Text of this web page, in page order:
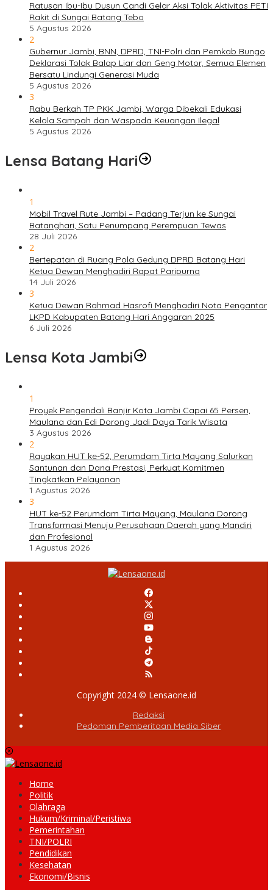
Ratusan Ibu-Ibu Dusun Candi Gelar Aksi Tolak Aktivitas PETI
Rakit di Sungai Batang Tebo
5 Agustus 2026
2
Gubernur Jambi, BNN, DPRD, TNI-Polri dan Pemkab Bungo
Deklarasi Tolak Balap Liar dan Geng Motor, Semua Elemen
Bersatu Lindungi Generasi Muda
5 Agustus 2026
3
Rabu Berkah TP PKK Jambi, Warga Dibekali Edukasi
Kelola Sampah dan Waspada Keuangan Ilegal
5 Agustus 2026
Lensa Batang Hari
1
Mobil Travel Rute Jambi – Padang Terjun ke Sungai
Batanghari, Satu Penumpang Perempuan Tewas
28 Juli 2026
2
Bertepatan di Ruang Pola Gedung DPRD Batang Hari
Ketua Dewan Menghadiri Rapat Paripurna
14 Juli 2026
3
Ketua Dewan Rahmad Hasrofi Menghadiri Nota Pengantar
LKPD Kabupaten Batang Hari Anggaran 2025
6 Juli 2026
Lensa Kota Jambi
1
Proyek Pengendali Banjir Kota Jambi Capai 65 Persen,
Maulana dan Edi Dorong Jadi Daya Tarik Wisata
3 Agustus 2026
2
Rayakan HUT ke-52, Perumdam Tirta Mayang Salurkan
Santunan dan Dana Prestasi, Perkuat Komitmen
Tingkatkan Pelayanan
1 Agustus 2026
3
HUT ke-52 Perumdam Tirta Mayang, Maulana Dorong
Transformasi Menuju Perusahaan Daerah yang Mandiri
dan Profesional
1 Agustus 2026
Copyright 2024 © Lensaone.id
Redaksi
Pedoman Pemberitaan Media Siber
Home
Politik
Olahraga
Hukum/Kriminal/Peristiwa
Pemerintahan
TNI/POLRI
Pendidikan
Kesehatan
Ekonomi/Bisnis